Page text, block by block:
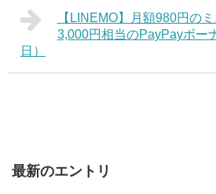
【LINEMO】月額980円の
3,000円相当のPayPayボー
日）
最新のエントリ